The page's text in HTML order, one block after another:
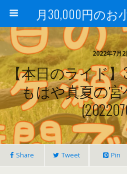
2022年7月2
【本日のライド
もはや真夏の
Share Tweet Pin